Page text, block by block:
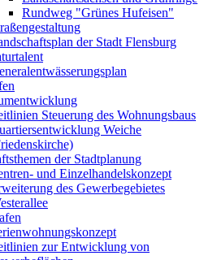
Rundweg "Grünes Hufeisen"
der Stadt Flensburg
Steuerung des Wohnungsbaus
Weiche
der Stadtplanung
und Einzelhandelskonzept
des Gewerbegebietes
zur Entwicklung von